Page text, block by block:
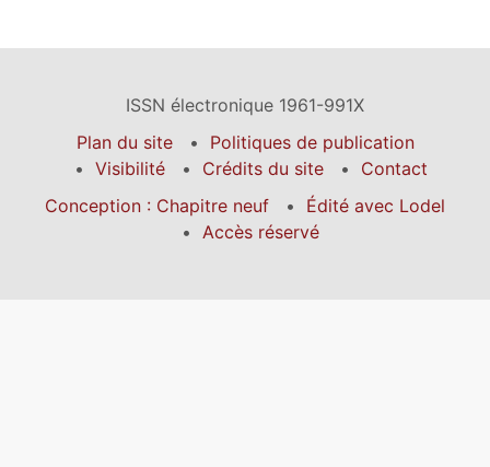
ISSN électronique 1961-991X
Plan du site
Politiques de publication
Visibilité
Crédits du site
Contact
Conception : Chapitre neuf
Édité avec Lodel
Accès réservé